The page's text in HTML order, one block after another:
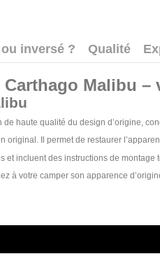
inversé ? Qualité
Malibu
de haute qualité du design d’origine,
original. Il permet de restaurer
incluent des instructions de
à votre camper son apparence